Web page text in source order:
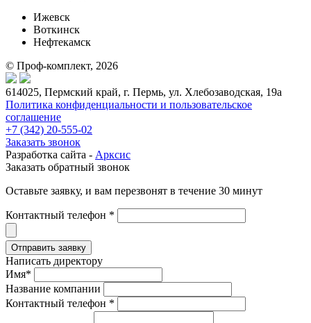
Ижевск
Воткинск
Нефтекамск
© Проф-комплект, 2026
614025, Пермский край, г. Пермь, ул. Хлебозаводская, 19а
Политика конфиденциальности и пользовательское
соглашение
+7 (342) 20-555-02
Заказать звонок
Разработка сайта - Арксис
Заказать обратный звонок
Оставьте заявку, и вам перезвонят в течение 30 минут
Контактный телефон *
Написать директору
Имя*
Название компании
Контактный телефон *